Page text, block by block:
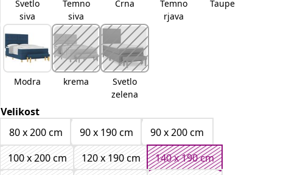
Svetlo
siva
Temno
siva
Črna
Temno
rjava
Taupe
Modra krema
Svetlo
zelena
Velikost
80 x 200 cm
90 x 190 cm
90 x 200 cm
100 x 200 cm
120 x 190 cm
140 x 190 cm